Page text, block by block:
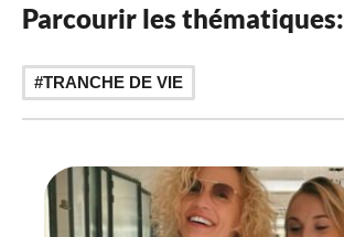
Parcourir les thématiques:
TRANCHE DE VIE